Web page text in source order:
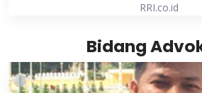
RRI.co.id
Bidang